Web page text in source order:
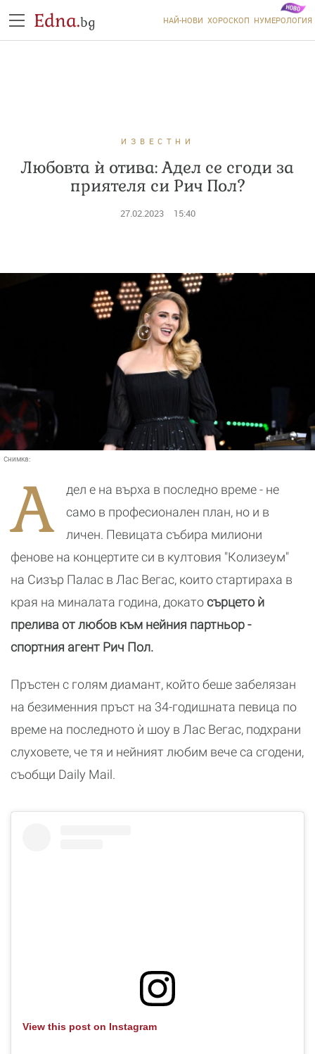
Edna.bg НАЙ-НОВИ ХОРОСКОП НУМЕРОЛОГИЯ
ИЗВЕСТНИ
Любовта ѝ отива: Адел се сгоди за
приятеля си Рич Пол?
27.02.2023 15:40
Снимка:
А
дел е на върха в последно време - не
само в професионален план, но и в
личен. Певицата събира милиони
фенове на концертите си в култовия "Колизеум"
на Сизър Палас в Лас Вегас, които стартираха в
края на миналата година, докатосърцето ѝ
прелива от любов към нейния партньор -
спортния агент Рич Пол.
Пръстен с голям диамант, който беше забелязан
на безименния пръст на 34-годишната певица по
време на последното ѝ шоу в Лас Вегас, подхрани
слуховете, че тя и нейният любим вече са сгодени,
съобщи Daily Mail.
View this post on Instagram